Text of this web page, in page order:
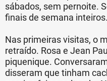
sábados, sem pernoite.
finais de semana inteiros.
Nas primeiras visitas, o
retraído. Rosa e Jean
piquenique.
disseram que tinham